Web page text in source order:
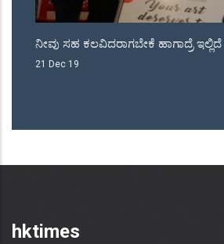
ನೀವು ಸಹ ಕಲವಿದರಾಗಬೇಕೆ ಹಾಗಾದ್ರೆ ಇಲ್ಲಿದೆ
21 Dec 19
hktimes